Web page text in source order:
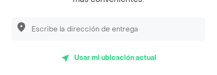
Abierto
Horarios de Apertura y Cierre
Usar mi ubicación actual